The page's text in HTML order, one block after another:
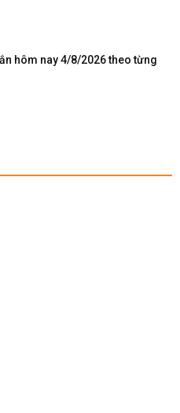
hôm nay 4/8/2026 theo từng